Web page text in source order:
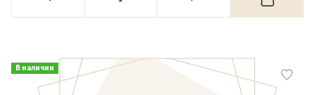
В наличии